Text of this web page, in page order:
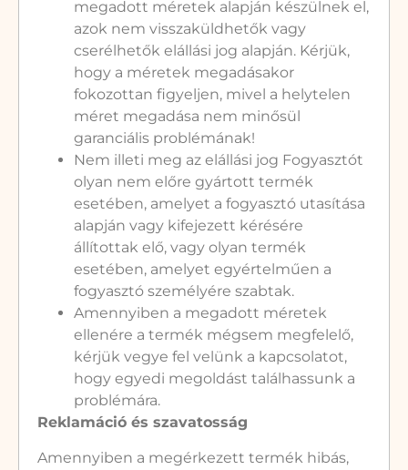
megadott méretek alapján készülnek el,
azok nem visszaküldhetők vagy
cserélhetők elállási jog alapján. Kérjük,
hogy a méretek megadásakor
fokozottan figyeljen, mivel a helytelen
méret megadása nem minősül
garanciális problémának!
Nem illeti meg az elállási jog Fogyasztót
olyan nem előre gyártott termék
esetében, amelyet a fogyasztó utasítása
alapján vagy kifejezett kérésére
állítottak elő, vagy olyan termék
esetében, amelyet egyértelműen a
fogyasztó személyére szabtak.
Amennyiben a megadott méretek
ellenére a termék mégsem megfelelő,
kérjük vegye fel velünk a kapcsolatot,
hogy egyedi megoldást találhassunk a
problémára.
Reklamáció és szavatosság
Amennyiben a megérkezett termék hibás,